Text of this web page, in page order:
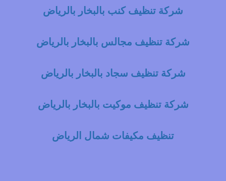
شركة تنظيف كنب بالبخار بالرياض
شركة تنظيف مجالس بالبخار بالرياض
شركة تنظيف سجاد بالبخار بالرياض
شركة تنظيف موكيت بالبخار بالرياض
تنظيف مكيفات شمال الرياض